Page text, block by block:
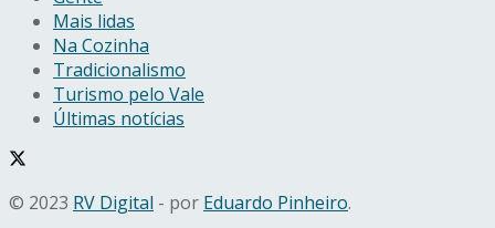
Mais lidas
Na Cozinha
Tradicionalismo
Turismo pelo Vale
Últimas notícias
© 2023 RV Digital - por Eduardo Pinheiro.